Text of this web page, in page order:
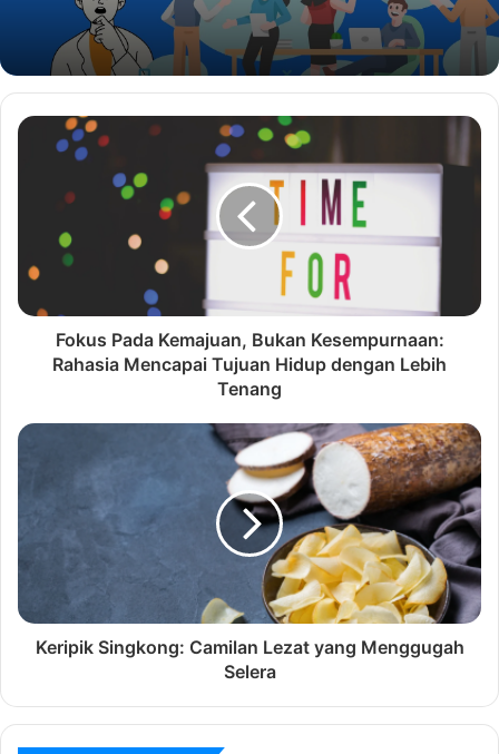
Fokus Pada Kemajuan, Bukan Kesempurnaan:
Rahasia Mencapai Tujuan Hidup dengan Lebih
Tenang
Keripik Singkong: Camilan Lezat yang Menggugah
Selera